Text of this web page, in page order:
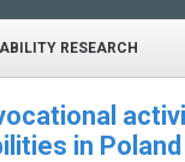
RESEARCH
in